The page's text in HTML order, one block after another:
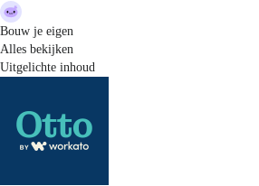
Bouw je eigen
Alles bekijken
Uitgelichte inhoud